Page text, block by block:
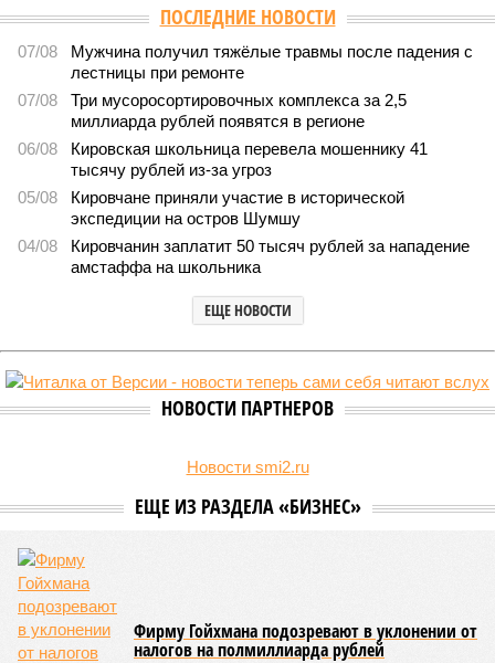
ПОСЛЕДНИЕ НОВОСТИ
07/08
Мужчина получил тяжёлые травмы после падения с
лестницы при ремонте
07/08
Три мусоросортировочных комплекса за 2,5
миллиарда рублей появятся в регионе
06/08
Кировская школьница перевела мошеннику 41
тысячу рублей из-за угроз
05/08
Кировчане приняли участие в исторической
экспедиции на остров Шумшу
04/08
Кировчанин заплатит 50 тысяч рублей за нападение
амстаффа на школьника
ЕЩЕ НОВОСТИ
НОВОСТИ ПАРТНЕРОВ
Новости smi2.ru
ЕЩЕ ИЗ РАЗДЕЛА «БИЗНЕС»
Фирму Гойхмана подозревают в уклонении от
налогов на полмиллиарда рублей